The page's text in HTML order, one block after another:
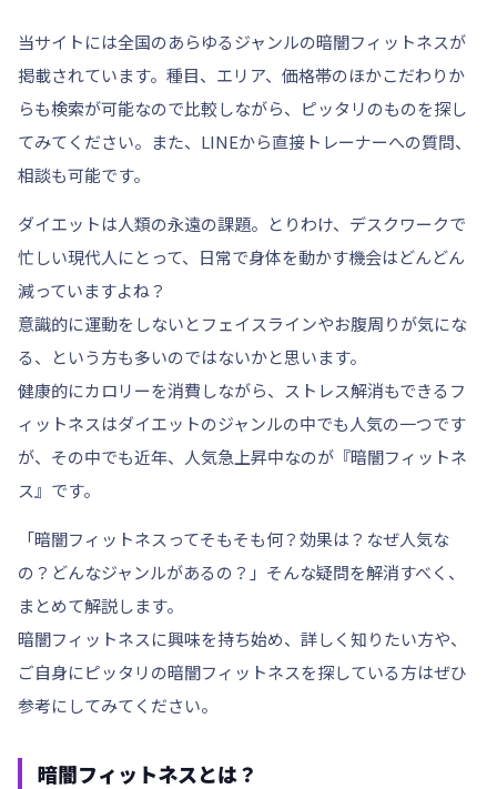
当サイトには全国のあらゆるジャンルの暗闇フィットネスが
掲載されています。種目、エリア、価格帯のほかこだわりか
らも検索が可能なので比較しながら、ピッタリのものを探し
てみてください。また、LINEから直接トレーナーへの質問、
相談も可能です。
ダイエットは人類の永遠の課題。とりわけ、デスクワークで
忙しい現代人にとって、日常で身体を動かす機会はどんどん
減っていますよね？
意識的に運動をしないとフェイスラインやお腹周りが気にな
る、という方も多いのではないかと思います。
健康的にカロリーを消費しながら、ストレス解消もできるフ
ィットネスはダイエットのジャンルの中でも人気の一つです
が、その中でも近年、人気急上昇中なのが『暗闇フィットネ
ス』です。
「暗闇フィットネスってそもそも何？効果は？なぜ人気な
の？どんなジャンルがあるの？」 そんな疑問を解消すべく、
まとめて解説します。
暗闇フィットネスに興味を持ち始め、詳しく知りたい方や、
ご自身にピッタリの暗闇フィットネスを探している方はぜひ
参考にしてみてください。
暗闇フィットネスとは？